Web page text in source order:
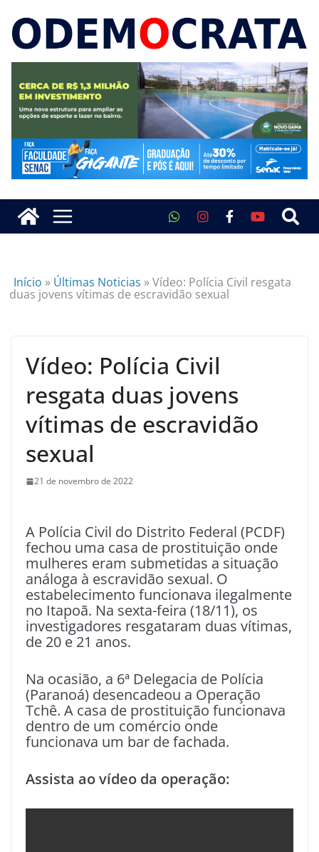
Início » Últimas Noticias »Vídeo: Polícia Civil resgata
duas jovens vítimas de escravidão sexual
Vídeo: Polícia Civil
resgata duas jovens
vítimas de escravidão
sexual
21 de novembro de 2022
A Polícia Civil do Distrito Federal (PCDF)
fechou uma casa de prostituição onde
mulheres eram submetidas a situação
análoga à escravidão sexual. O
estabelecimento funcionava ilegalmente
no Itapoã. Na sexta-feira (18/11), os
investigadores resgataram duas vítimas,
de 20 e 21 anos.
Na ocasião, a 6ª Delegacia de Polícia
(Paranoá) desencadeou a Operação
Tchê. A casa de prostituição funcionava
dentro de um comércio onde
funcionava um bar de fachada.
Assista ao vídeo da operação: